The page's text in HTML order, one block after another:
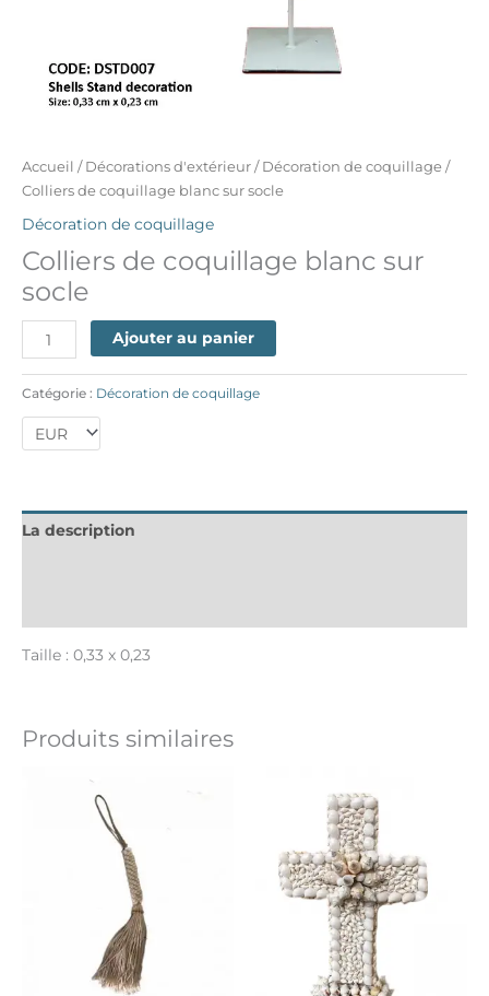
Accueil / Décorations d'extérieur / Décoration de coquillage /
Colliers de coquillage blanc sur socle
Décoration de coquillage
Colliers de coquillage blanc sur
socle
Ajouter au panier
Catégorie : Décoration de coquillage
La description
Taille : 0,33 x 0,23
Produits similaires